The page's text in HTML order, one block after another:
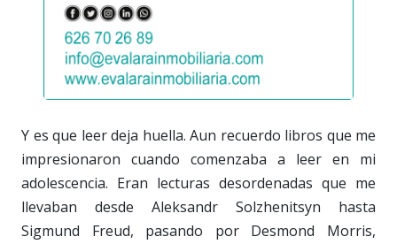
Y es que leer deja huella. Aun recuerdo libros que me
impresionaron cuando comenzaba a leer en mi
adolescencia. Eran lecturas desordenadas que me
llevaban desde Aleksandr Solzhenitsyn hasta
Sigmund Freud, pasando por Desmond Morris,